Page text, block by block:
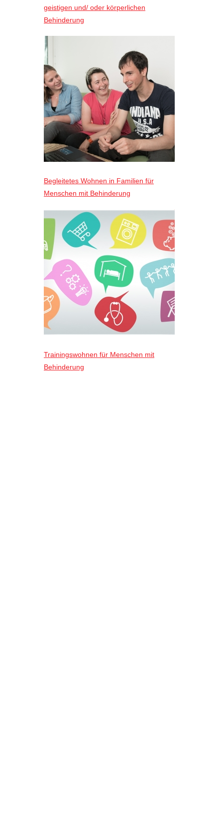
geistigen und/ oder körperlichen
Behinderung
Begleitetes Wohnen in Familien für
Menschen mit Behinderung
Trainingswohnen für Menschen mit
Behinderung